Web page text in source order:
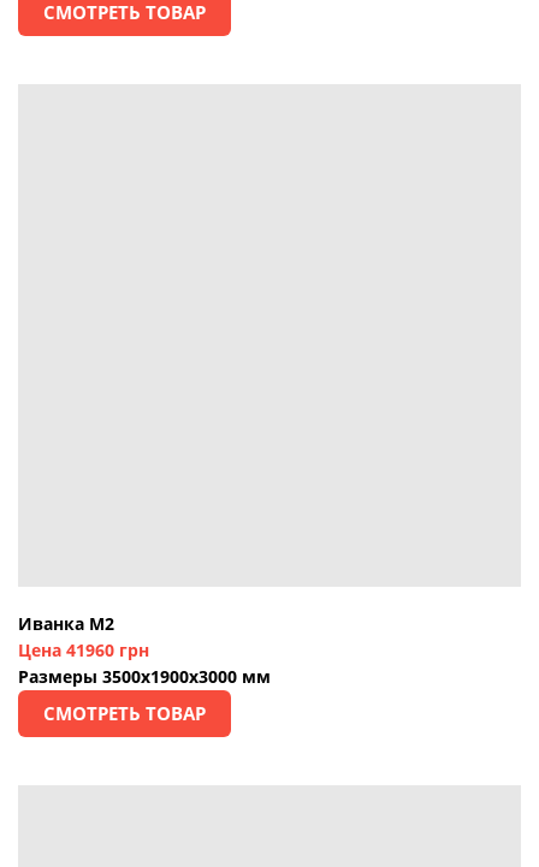
СМОТРЕТЬ ТОВАР
Иванка М2
Цена 41960 грн
Размеры 3500х1900х3000 мм
СМОТРЕТЬ ТОВАР